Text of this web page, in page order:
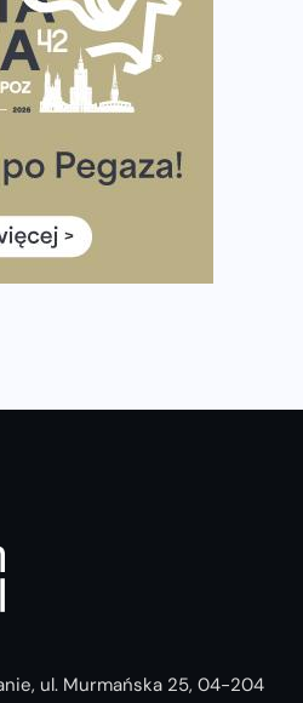
Warszawskiego.
uczestników
– praktyczny
3 treningi wystarczą? Jak
postępy
nami Nocny Portowy Maraton
Wszystko, co warto wiedzieć
ul. Murmańska 25, 04-204